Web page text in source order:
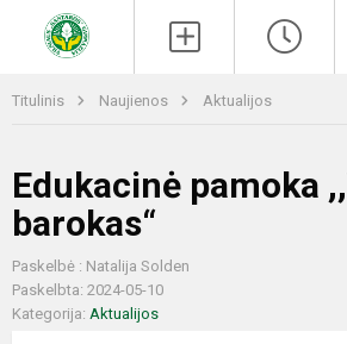
Titulinis Naujienos Aktualijos
Edukacinė pamoka
barokas“
Paskelbė : Natalija Solden
Paskelbta: 2024-05-10
Kategorija: Aktualijos